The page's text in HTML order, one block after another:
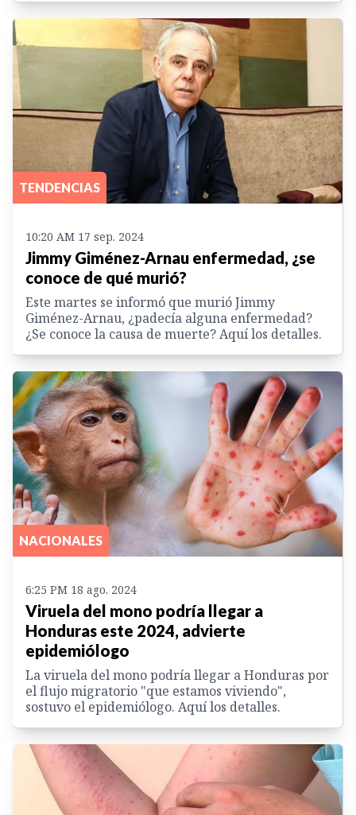
TENDENCIAS
10:20 AM 17 sep. 2024
Jimmy Giménez-Arnau enfermedad, ¿se
conoce de qué murió?
Este martes se informó que murió Jimmy
Giménez-Arnau, ¿padecía alguna enfermedad?
¿Se conoce la causa de muerte? Aquí los detalles.
NACIONALES
6:25 PM 18 ago. 2024
Viruela del mono podría llegar a
Honduras este 2024, advierte
epidemiólogo
La viruela del mono podría llegar a Honduras por
el flujo migratorio "que estamos viviendo",
sostuvo el epidemiólogo. Aquí los detalles.